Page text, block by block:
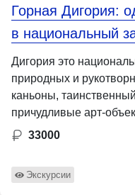
Горная Дигория:
в национальный
Дигория это
природных и
каньоны,
причудливые арт-
33000
Экскурсии